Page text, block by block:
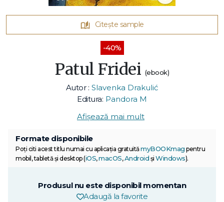
Citește sample
-40%
Patul Fridei (ebook)
Autor : Slavenka Drakulić
Editura: Pandora M
Afișează mai mult
Formate disponibile
Poți citi acest titlu numai cu aplicația gratuitămyBOOKmag pentru
mobil, tabletă și desktop (iOS,macOS,Android și Windows).
Produsul nu este disponibil momentan
Adaugă la favorite